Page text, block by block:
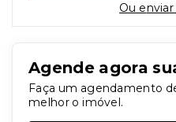
Ou e
Agende agora
Faça um agendamento
melhor o imóvel.